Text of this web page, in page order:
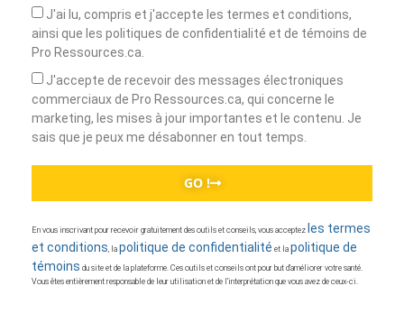
J'ai lu, compris et j'accepte les termes et conditions,
ainsi que les politiques de confidentialité et de témoins de
Pro Ressources.ca.
J'accepte de recevoir des messages électroniques
commerciaux de Pro Ressources.ca, qui concerne le
marketing, les mises à jour importantes et le contenu. Je
sais que je peux me désabonner en tout temps.
GO !
En vous inscrivant pour recevoir gratuitement des outils et conseils, vous acceptez les termes
et conditions , la politique de confidentialité et la politique de
témoins du site et de la plateforme. Ces outils et conseils ont pour but d’améliorer votre santé.
Vous êtes entièrement responsable de leur utilisation et de l’interprétation que vous avez de ceux-ci.